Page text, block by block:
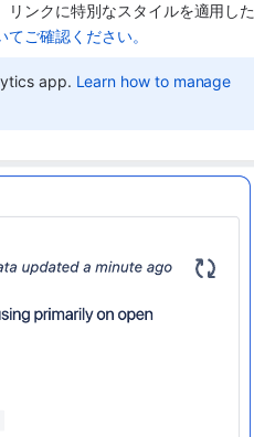
ンクに特別なスタイルを適用した
ご確認ください。
app. Learn how to manage